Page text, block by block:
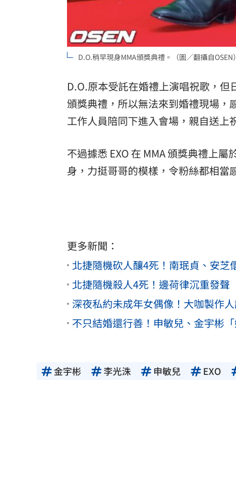
D.O.稍早現身MMA頒獎典禮。（圖／翻攝自OSEN）
D.O.原本受託在婚禮上演唱祝歌，但
頒獎典禮，所以無法來到婚禮現場，
工作人員陪同下進入會場，親自送上
不過據悉 EXO 在 MMA 頒獎典禮上
身，力挺哥哥的模樣，令粉絲都相當
更多新聞：
北捷隨機砍人釀4死！南珉貞、安
北捷隨機殺人4死！邊荷律沉重發
深夜私約未成年女偶像！大咖製作
不只結婚還行善！申敏兒、金宇彬
金宇彬 李光洙 申敏兒 EXO